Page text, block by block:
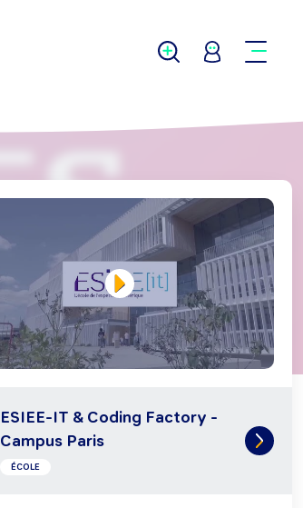
ESIEE-IT & Coding Factory -
Campus Paris
ÉCOLE